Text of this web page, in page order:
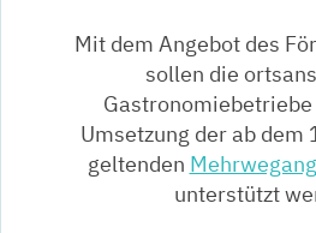
Mit dem Angebot des
sollen die
Umsetzung der ab dem
geltenden
unterstützt